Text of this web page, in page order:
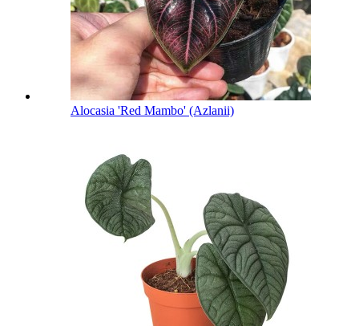
Alocasia 'Red Mambo' (Azlanii)